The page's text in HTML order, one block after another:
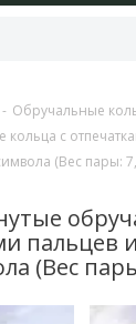
- Обручальные
кольца с
(Вес пары:
пальцев
(Вес